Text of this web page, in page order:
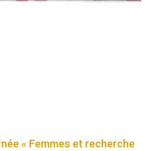
« Femmes et recherche